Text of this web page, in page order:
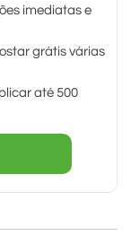
imediatas e
grátis várias
até 500